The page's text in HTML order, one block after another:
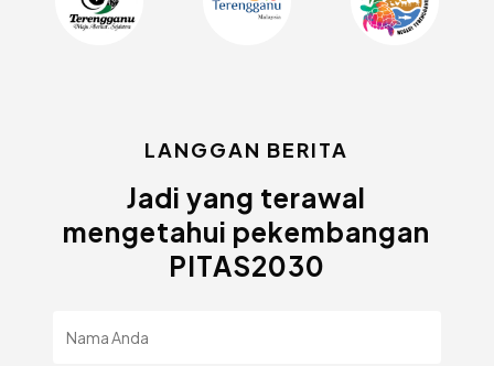
LANGGAN BERITA
Jadi yang terawal
mengetahui pekembangan
PITAS2030